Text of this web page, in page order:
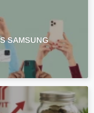
SAMSUNG